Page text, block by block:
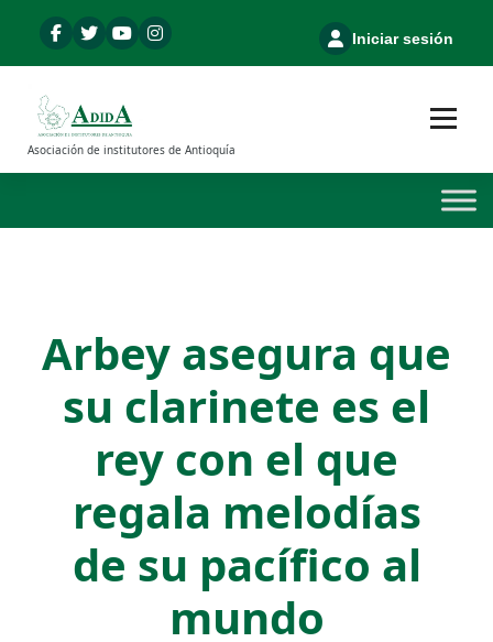
o
Iniciar sesión
Asociación de institutores de Antioquía
Arbey asegura que
su clarinete es el
rey con el que
regala melodías
de su pacífico al
mundo